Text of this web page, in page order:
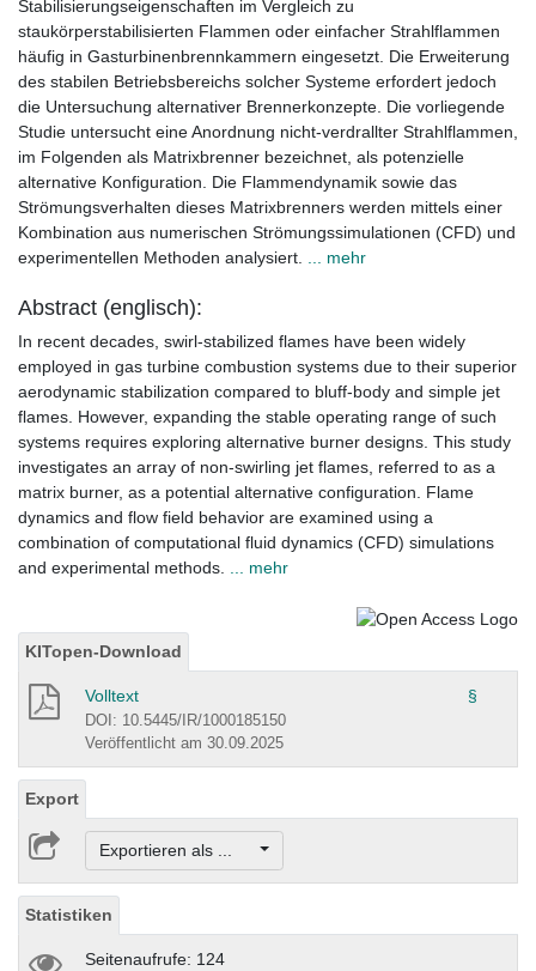
Stabilisierungseigenschaften im Vergleich zu
staukörperstabilisierten Flammen oder einfacher Strahlflammen
häufig in Gasturbinenbrennkammern eingesetzt. Die Erweiterung
des stabilen Betriebsbereichs solcher Systeme erfordert jedoch
die Untersuchung alternativer Brennerkonzepte. Die vorliegende
Studie untersucht eine Anordnung nicht-verdrallter Strahlflammen,
im Folgenden als Matrixbrenner bezeichnet, als potenzielle
alternative Konfiguration. Die Flammendynamik sowie das
Strömungsverhalten dieses Matrixbrenners werden mittels einer
Kombination aus numerischen Strömungssimulationen (CFD) und
experimentellen Methoden analysiert.
... mehr
Abstract (englisch):
In recent decades, swirl-stabilized flames have been widely
employed in gas turbine combustion systems due to their superior
aerodynamic stabilization compared to bluff-body and simple jet
flames. However, expanding the stable operating range of such
systems requires exploring alternative burner designs. This study
investigates an array of non-swirling jet flames, referred to as a
matrix burner, as a potential alternative configuration. Flame
dynamics and flow field behavior are examined using a
combination of computational fluid dynamics (CFD) simulations
and experimental methods.
... mehr
KITopen-Download
Volltext §
DOI: 10.5445/IR/1000185150
Veröffentlicht am 30.09.2025
Export
Exportieren als ...
Statistiken
Seitenaufrufe: 124